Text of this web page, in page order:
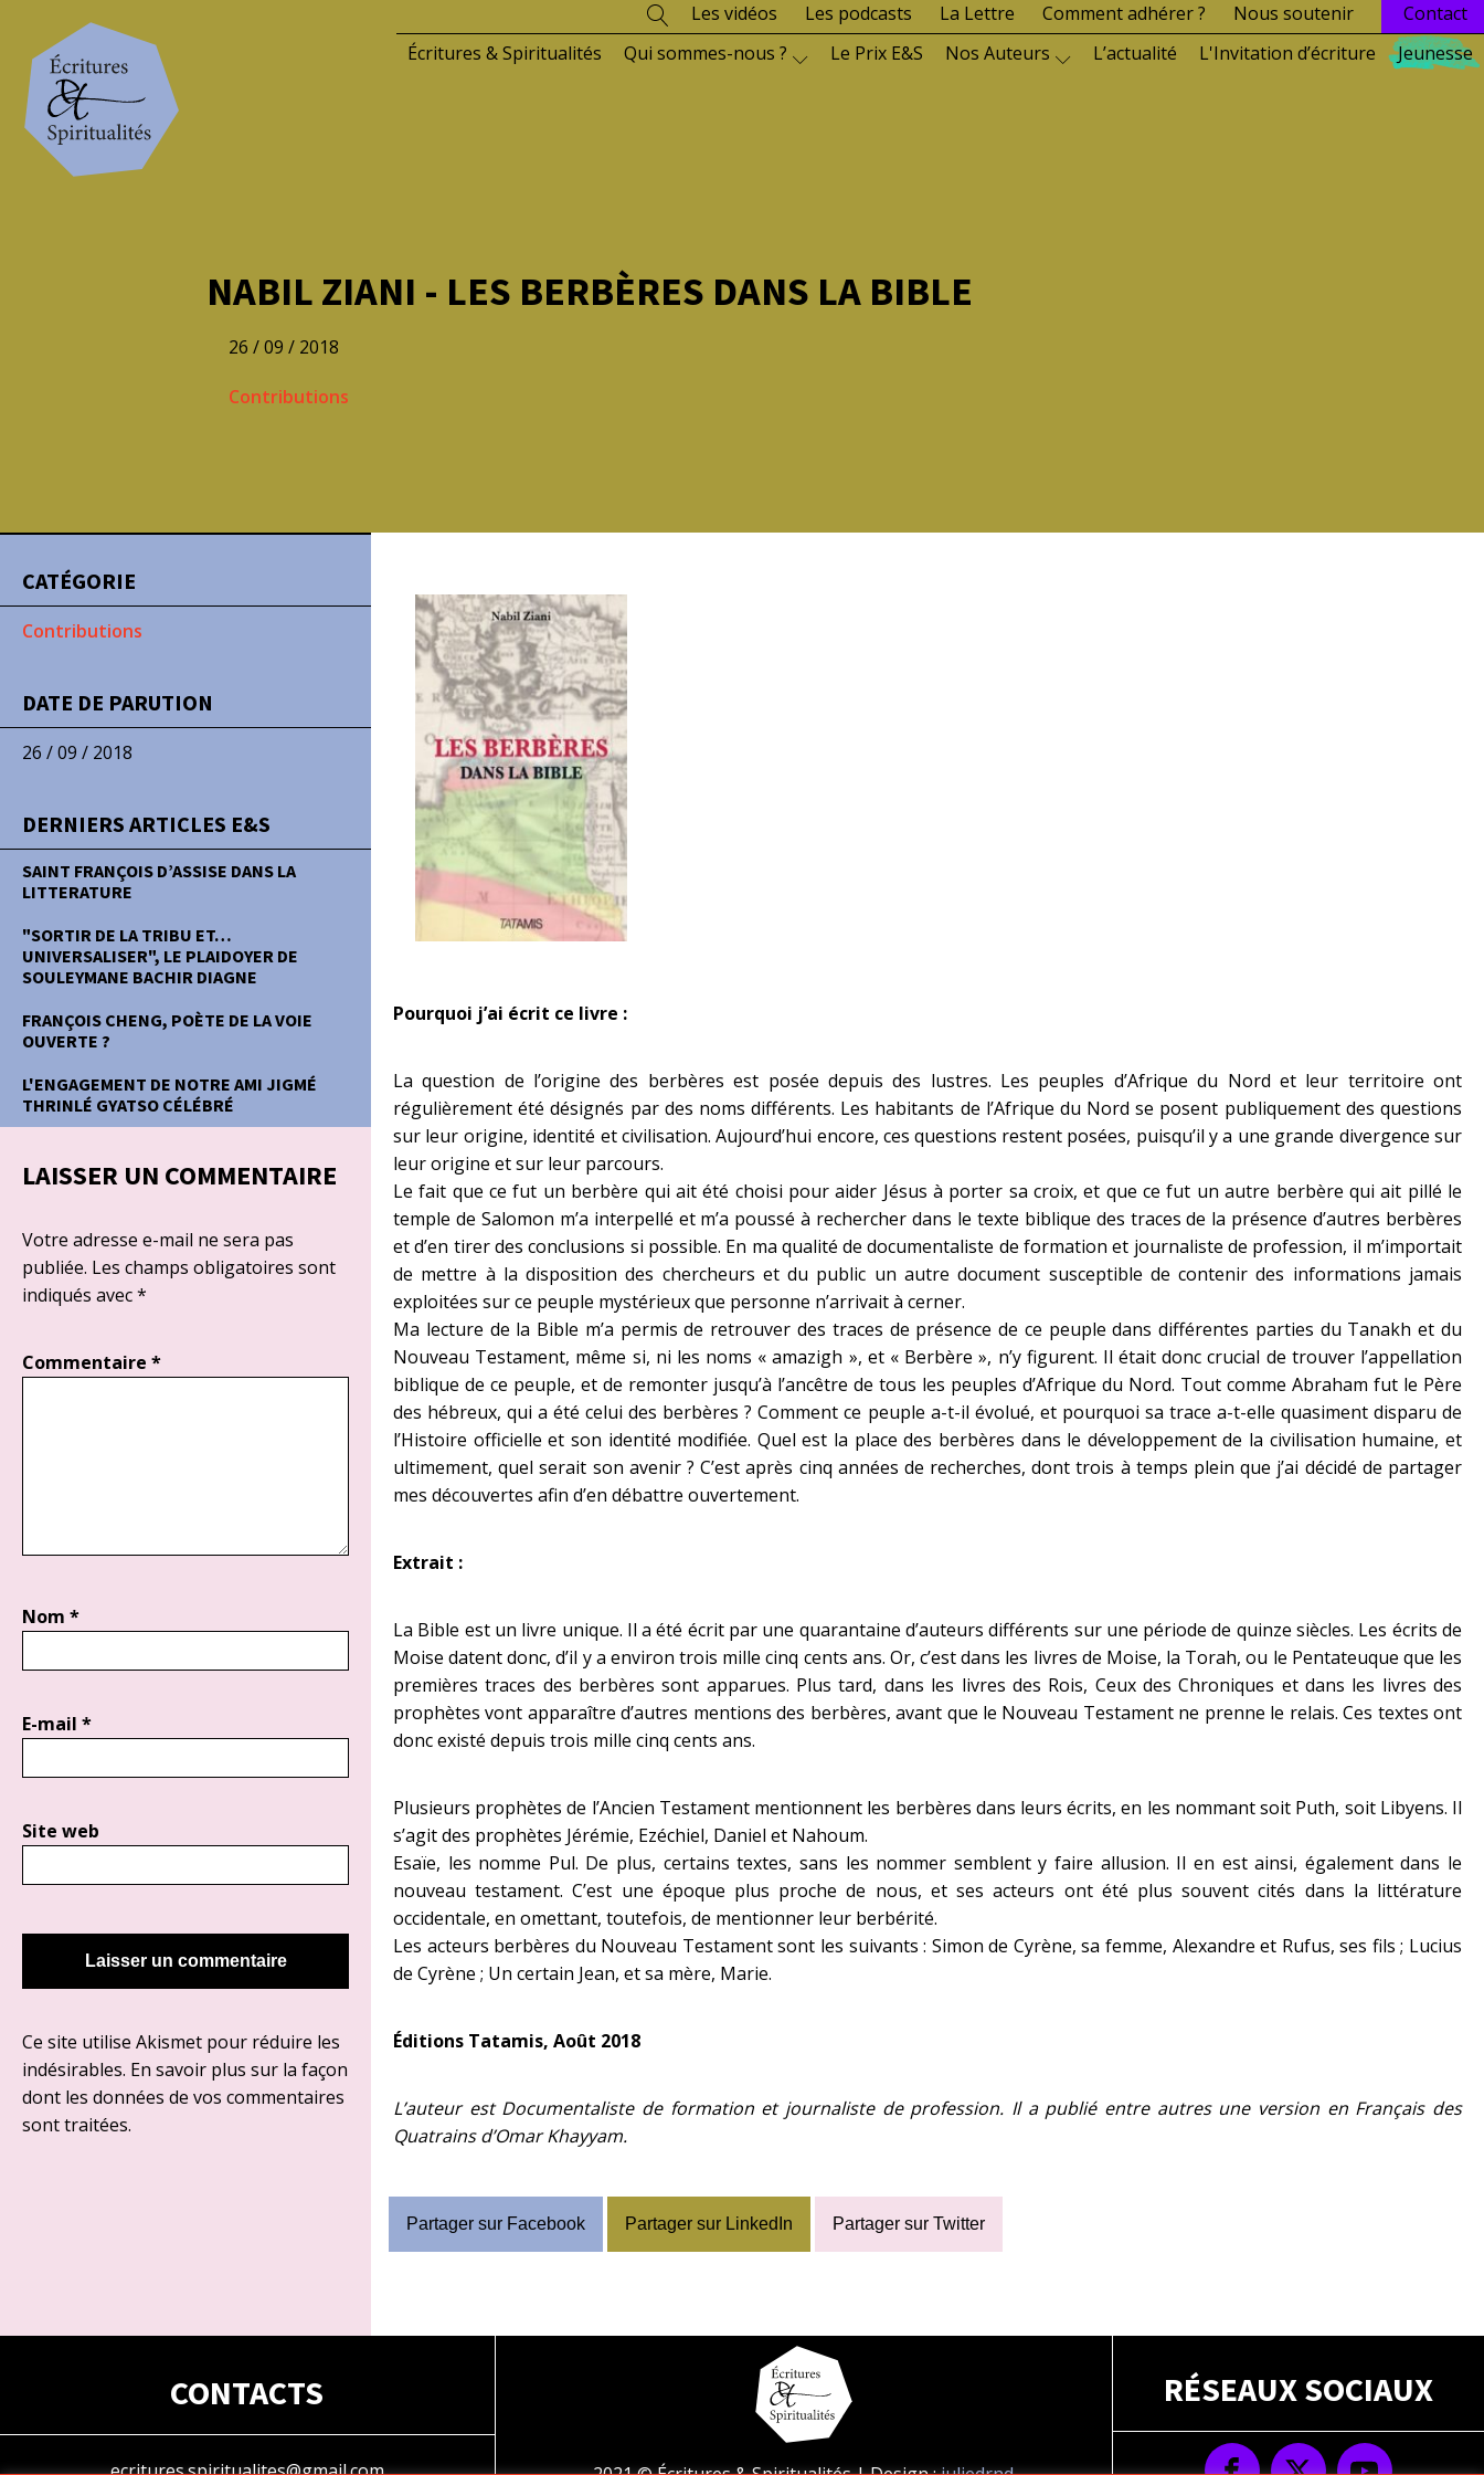
Les vidéos Les podcasts La Lettre Comment adhérer ? Nous soutenir
Contact
Écritures & Spiritualités
Qui sommes-nous ? Le Prix E&S Nos Auteurs L’actualité L'Invitation d’écriture Jeunesse
NABIL ZIANI - LES BERBÈRES DANS LA BIBLE
26 / 09 / 2018
Contributions
CATÉGORIE
Contributions
DATE DE PARUTION
26 / 09 / 2018
DERNIERS ARTICLES E&S
SAINT FRANÇOIS D’ASSISE DANS LA
LITTERATURE
"SORTIR DE LA TRIBU ET…
UNIVERSALISER", LE PLAIDOYER DE
SOULEYMANE BACHIR DIAGNE
FRANÇOIS CHENG, POÈTE DE LA VOIE
OUVERTE ?
L'ENGAGEMENT DE NOTRE AMI JIGMÉ
THRINLÉ GYATSO CÉLÉBRÉ
LAISSER UN COMMENTAIRE
Votre adresse e-mail ne sera pas
publiée. Les champs obligatoires sont
indiqués avec*
Commentaire *
Nom *
E-mail *
Site web
Ce site utilise Akismet pour réduire les
indésirables. En savoir plus sur la façon
dont les données de vos commentaires
sont traitées.
Pourquoi j’ai écrit ce livre :
La question de l’origine des berbères est posée depuis des lustres. Les peuples d’Afrique du Nord et leur territoire ont
régulièrement été désignés par des noms différents. Les habitants de l’Afrique du Nord se posent publiquement des questions
sur leur origine, identité et civilisation. Aujourd’hui encore, ces questions restent posées, puisqu’il y a une grande divergence sur
leur origine et sur leur parcours.
Le fait que ce fut un berbère qui ait été choisi pour aider Jésus à porter sa croix, et que ce fut un autre berbère qui ait pillé le
temple de Salomon m’a interpellé et m’a poussé à rechercher dans le texte biblique des traces de la présence d’autres berbères
et d’en tirer des conclusions si possible. En ma qualité de documentaliste de formation et journaliste de profession, il m’importait
de mettre à la disposition des chercheurs et du public un autre document susceptible de contenir des informations jamais
exploitées sur ce peuple mystérieux que personne n’arrivait à cerner.
Ma lecture de la Bible m’a permis de retrouver des traces de présence de ce peuple dans différentes parties du Tanakh et du
Nouveau Testament, même si, ni les noms « amazigh », et « Berbère », n’y figurent. Il était donc crucial de trouver l’appellation
biblique de ce peuple, et de remonter jusqu’à l’ancêtre de tous les peuples d’Afrique du Nord. Tout comme Abraham fut le Père
des hébreux, qui a été celui des berbères ? Comment ce peuple a-t-il évolué, et pourquoi sa trace a-t-elle quasiment disparu de
l’Histoire officielle et son identité modifiée. Quel est la place des berbères dans le développement de la civilisation humaine, et
ultimement, quel serait son avenir ? C’est après cinq années de recherches, dont trois à temps plein que j’ai décidé de partager
mes découvertes afin d’en débattre ouvertement.
Extrait :
La Bible est un livre unique. Il a été écrit par une quarantaine d’auteurs différents sur une période de quinze siècles. Les écrits de
Moise datent donc, d’il y a environ trois mille cinq cents ans. Or, c’est dans les livres de Moise, la Torah, ou le Pentateuque que les
premières traces des berbères sont apparues. Plus tard, dans les livres des Rois, Ceux des Chroniques et dans les livres des
prophètes vont apparaître d’autres mentions des berbères, avant que le Nouveau Testament ne prenne le relais. Ces textes ont
donc existé depuis trois mille cinq cents ans.
Plusieurs prophètes de l’Ancien Testament mentionnent les berbères dans leurs écrits, en les nommant soit Puth, soit Libyens. Il
s’agit des prophètes Jérémie, Ezéchiel, Daniel et Nahoum.
Esaïe, les nomme Pul. De plus, certains textes, sans les nommer semblent y faire allusion. Il en est ainsi, également dans le
nouveau testament. C’est une époque plus proche de nous, et ses acteurs ont été plus souvent cités dans la littérature
occidentale, en omettant, toutefois, de mentionner leur berbérité.
Les acteurs berbères du Nouveau Testament sont les suivants : Simon de Cyrène, sa femme, Alexandre et Rufus, ses fils ; Lucius
de Cyrène ; Un certain Jean, et sa mère, Marie.
Éditions Tatamis, Août 2018
L’auteur est Documentaliste de formation et journaliste de profession. Il a publié entre autres une version en Français des
Quatrains d’Omar Khayyam.
Partager sur Facebook Partager sur LinkedIn Partager sur Twitter
CONTACTS
ecritures.spiritualites@gmail.com
RÉSEAUX SOCIAUX